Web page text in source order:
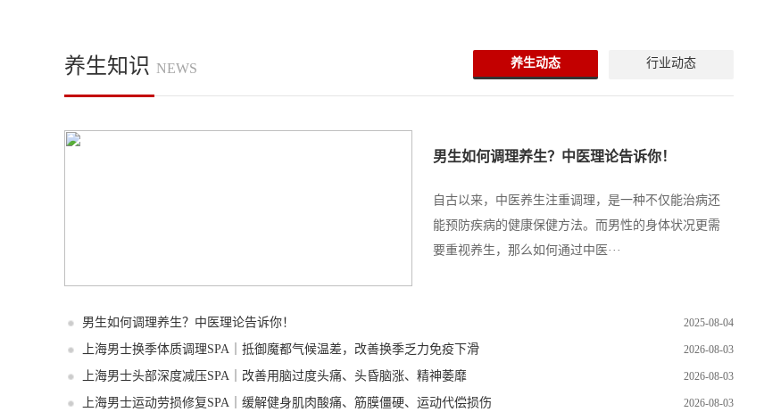
养生知识 NEWS 养生动态 行业动态
男生如何调理养生？中医理论告诉你！
自古以来，中医养生注重调理，是一种不仅能治病还
能预防疾病的健康保健方法。而男性的身体状况更需
要重视养生，那么如何通过中医···
男生如何调理养生？中医理论告诉你！ 2025-08-04
上海男士换季体质调理SPA｜抵御魔都气候温差，改善换季乏力免疫下滑 2026-08-03
上海男士头部深度减压SPA｜改善用脑过度头痛、头昏脑涨、精神萎靡 2026-08-03
上海男士运动劳损修复SPA｜缓解健身肌肉酸痛、筋膜僵硬、运动代偿损伤 2026-08-03